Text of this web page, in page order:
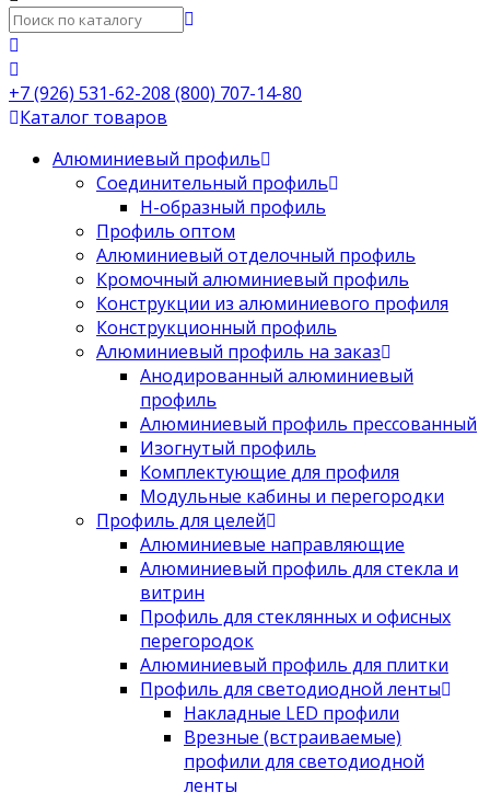
+7 (926) 531-62-208 (800) 707-14-80
Каталог товаров
Алюминиевый профиль
Соединительный профиль
Н-образный профиль
Профиль оптом
Алюминиевый отделочный профиль
Кромочный алюминиевый профиль
Конструкции из алюминиевого профиля
Конструкционный профиль
Алюминиевый профиль на заказ
Анодированный алюминиевый
профиль
Алюминиевый профиль прессованный
Изогнутый профиль
Комплектующие для профиля
Модульные кабины и перегородки
Профиль для целей
Алюминиевые направляющие
Алюминиевый профиль для стекла и
витрин
Профиль для стеклянных и офисных
перегородок
Алюминиевый профиль для плитки
Профиль для светодиодной ленты
Накладные LED профили
Врезные (встраиваемые)
профили для светодиодной
ленты